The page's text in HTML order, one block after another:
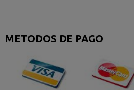
METODOS DE PAGO